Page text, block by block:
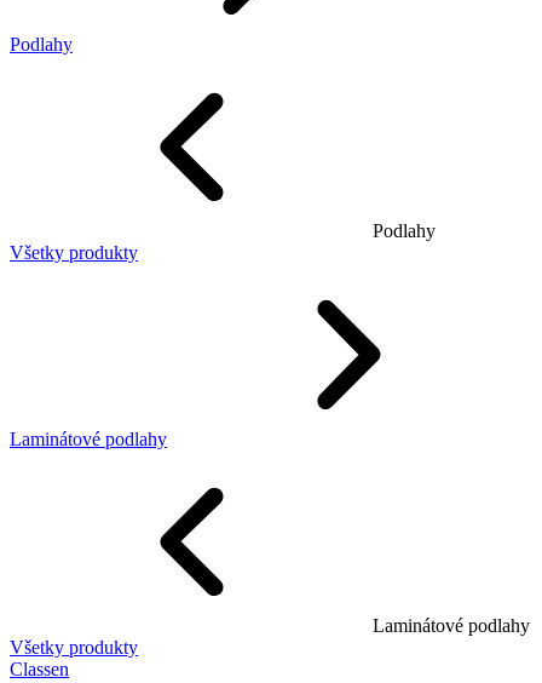
Podlahy
Podlahy
Všetky produkty
Laminátové podlahy
Laminátové podlahy
Všetky produkty
Classen